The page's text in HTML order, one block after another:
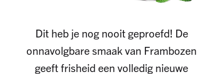
Dit heb je nog nooit geproefd! De
onnavolgbare smaak van Frambozen
geeft frisheid een volledig nieuwe